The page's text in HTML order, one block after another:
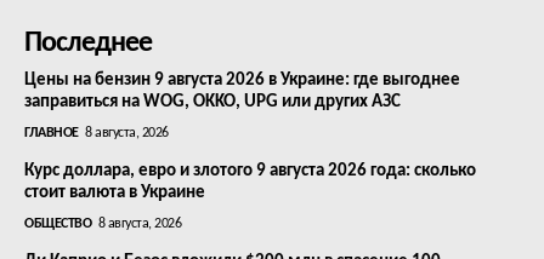
Последнее
Цены на бензин 9 августа 2026 в Украине: где выгоднее
заправиться на WOG, OKKO, UPG или других АЗС
ГЛАВНОЕ 8 августа, 2026
Курс доллара, евро и злотого 9 августа 2026 года: сколько
стоит валюта в Украине
ОБЩЕСТВО 8 августа, 2026